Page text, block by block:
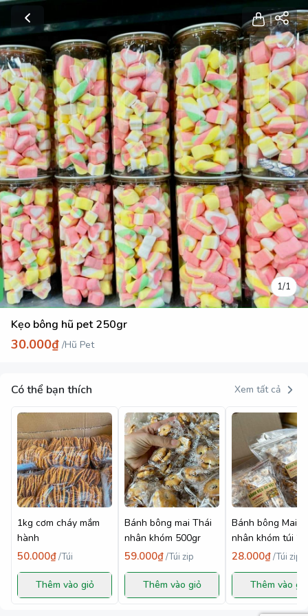
1/1
Kẹo bông hũ pet 250gr
30.000₫ /Hũ Pet
Có thể bạn thích Xem tất cả
1kg cơm cháy mắm
hành
50.000₫/Túi
Thêm vào giỏ
Bánh bông mai Thái
nhân khóm 500gr
59.000₫/Túi zip
Thêm vào giỏ
Bánh bông Mai
nhân khóm túi
28.000₫/Túi zip
Thêm vào giỏ